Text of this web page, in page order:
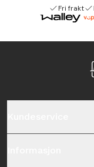
Fri frakt